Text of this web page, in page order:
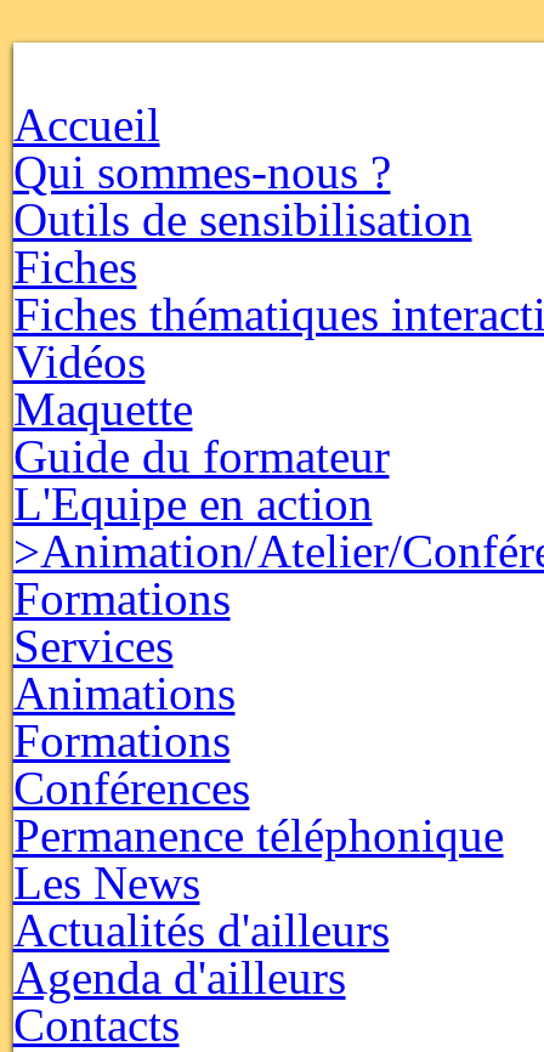
Accueil
Qui sommes-nous ?
Outils de sensibilisation
Fiches
Fiches thématiques
Vidéos
Maquette
Guide du formateur
L'Equipe en action
>Animation/Atelier/
Formations
Services
Animations
Formations
Conférences
Permanence téléphonique
Les News
Actualités d'ailleurs
Agenda d'ailleurs
Contacts